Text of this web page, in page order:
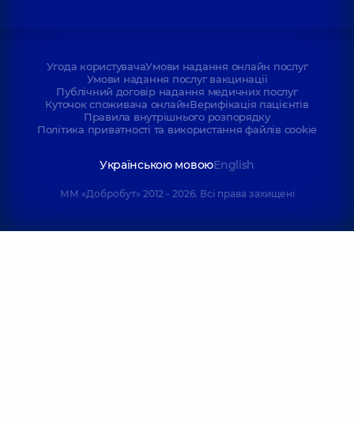
Угода користувачаУмови надання онлайн послуг
Умови надання послуг вакцинації
Публічний договір надання медичних послуг
Куточок споживача онлайнВерифікація пацієнтів
Правила внутрішнього розпорядку
Політика приватності та використання файлів cookie
Українською мовоюEnglish
ММ «Добробут» 2012 - 2026. Всі права захищені